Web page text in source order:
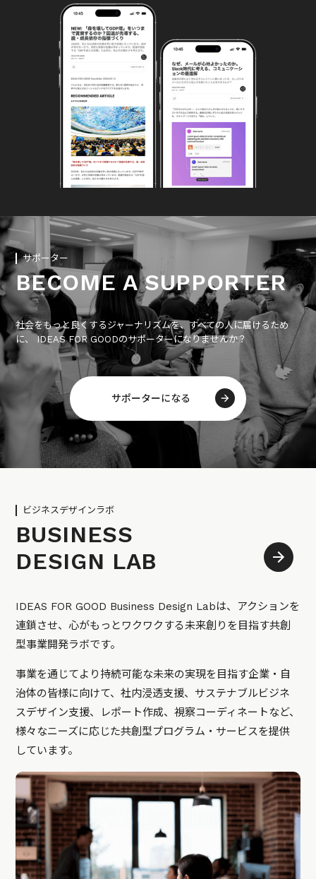
サポーター
BECOME A SUPPORTER
社会をもっと良くするジャーナリズムを、すべての人に届けるため
に、 IDEAS FOR GOODのサポーターになりませんか？
サポーターになる
ビジネスデザインラボ
BUSINESS
DESIGN LAB
IDEAS FOR GOOD Business Design Labは、アクションを
連鎖させ、心がもっとワクワクする未来創りを目指す共創
型事業開発ラボです。
事業を通じてより持続可能な未来の実現を目指す企業・自
治体の皆様に向けて、社内浸透支援、サステナブルビジネ
スデザイン支援、レポート作成、視察コーディネートなど、
様々なニーズに応じた共創型プログラム・サービスを提供
しています。